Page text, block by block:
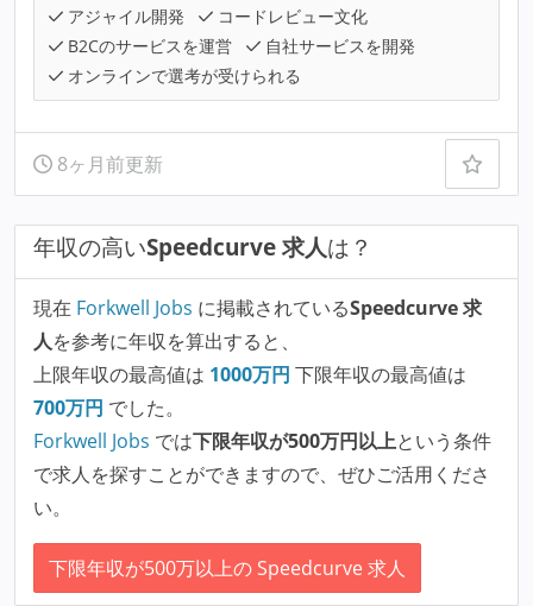
アジャイル開発
コードレビュー文化
B2Cのサービスを運営
自社サービスを開発
オンラインで選考が受けられる
8ヶ月前更新
年収の高いSpeedcurve 求人は？
現在 Forkwell Jobs に掲載されているSpeedcurve 求
人を参考に年収を算出すると、
上限年収の最高値は 1000万円 下限年収の最高値は
700万円 でした。
Forkwell Jobs では下限年収が500万円以上という条件
で求人を探すことができますので、ぜひご活用くださ
い。
下限年収が500万以上の Speedcurve 求人